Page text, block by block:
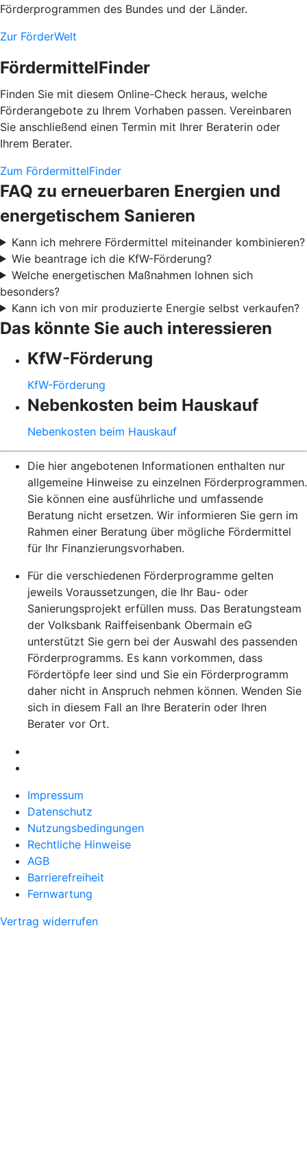
Förderprogrammen des Bundes und der Länder.
Zur FörderWelt
FördermittelFinder
Finden Sie mit diesem Online-Check heraus, welche
Förderangebote zu Ihrem Vorhaben passen. Vereinbaren
Sie anschließend einen Termin mit Ihrer Beraterin oder
Ihrem Berater.
Zum FördermittelFinder
FAQ zu erneuerbaren Energien und
energetischem Sanieren
Kann ich mehrere Fördermittel miteinander kombinieren?
Wie beantrage ich die KfW-Förderung?
Welche energetischen Maßnahmen lohnen sich
besonders?
Kann ich von mir produzierte Energie selbst verkaufen?
Das könnte Sie auch interessieren
KfW-Förderung
KfW-Förderung
Nebenkosten beim Hauskauf
Nebenkosten beim Hauskauf
Die hier angebotenen Informationen enthalten nur
allgemeine Hinweise zu einzelnen Förderprogrammen.
Sie können eine ausführliche und umfassende
Beratung nicht ersetzen. Wir informieren Sie gern im
Rahmen einer Beratung über mögliche Fördermittel
für Ihr Finanzierungsvorhaben.
Für die verschiedenen Förderprogramme gelten
jeweils Voraussetzungen, die Ihr Bau- oder
Sanierungsprojekt erfüllen muss. Das Beratungsteam
der Volksbank Raiffeisenbank Obermain eG
unterstützt Sie gern bei der Auswahl des passenden
Förderprogramms. Es kann vorkommen, dass
Fördertöpfe leer sind und Sie ein Förderprogramm
daher nicht in Anspruch nehmen können. Wenden Sie
sich in diesem Fall an Ihre Beraterin oder Ihren
Berater vor Ort.
Impressum
Datenschutz
Nutzungsbedingungen
Rechtliche Hinweise
AGB
Barrierefreiheit
Fernwartung
Vertrag widerrufen